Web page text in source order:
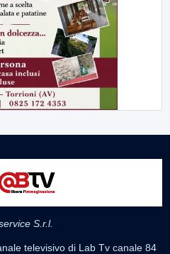
S.r.l.
televisivo di Lab Tv canale 84